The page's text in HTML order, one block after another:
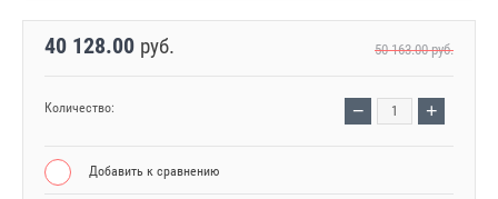
40 128.00 руб. 50 163.00руб.
Количество: − +
Добавить к сравнению